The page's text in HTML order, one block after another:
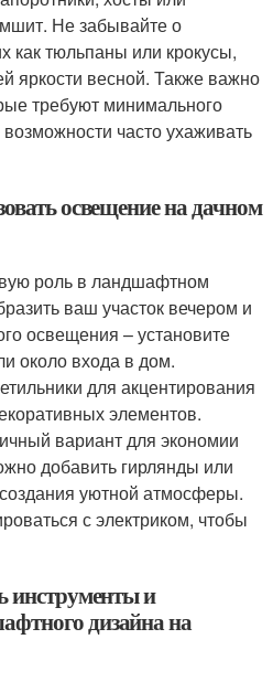
Не забывайте о
как тюльпаны или крокусы,
яркости весной. Также важно
требуют минимального
часто ухаживать
освещение на дачном
роль в ландшафтном
ваш участок вечером и
освещения – установите
около входа в дом.
для акцентирования
элементов.
вариант для экономии
добавить гирлянды или
уютной атмосферы.
с электриком, чтобы
инструменты и
дизайна на